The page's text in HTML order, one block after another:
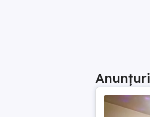
Anunțuri